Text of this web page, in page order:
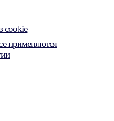
cookie
применяются